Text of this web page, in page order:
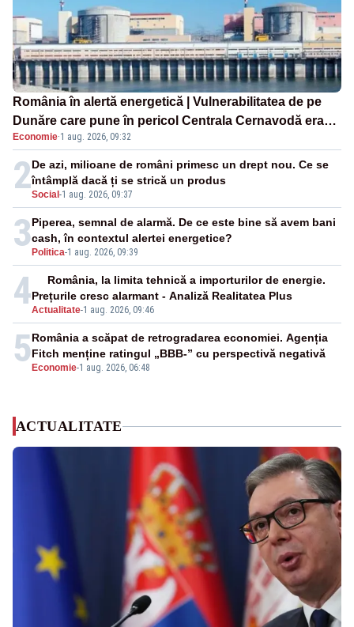
România în alertă energetică | Vulnerabilitatea de pe
Dunăre care pune în pericol Centrala Cernavodă era
cunoscută de pe vremea lui Ceaușescu
Economie·1 aug. 2026, 09:32
2Social -1 aug. 2026, 09:37
De azi, milioane de români primesc un drept nou. Ce se
întâmplă dacă ți se strică un produs
3 Politica-1 aug. 2026, 09:39
Piperea, semnal de alarmă. De ce este bine să avem bani
cash, în contextul alertei energetice?
4Actualitate-1 aug. 2026, 09:46
România, la limita tehnică a importurilor de energie.
Prețurile cresc alarmant - Analiză Realitatea Plus
5 Economie-1 aug. 2026, 06:48
România a scăpat de retrogradarea economiei. Agenția
Fitch menține ratingul „BBB-” cu perspectivă negativă
ACTUALITATE